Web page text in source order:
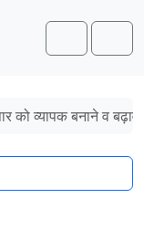
Search
को व्यापक बनाने व